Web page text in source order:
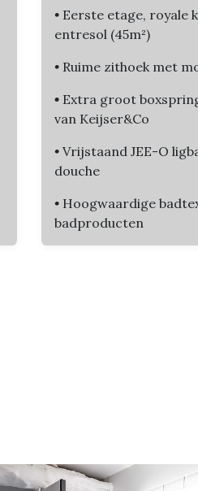
• Eerste etage, royale
entresol (45m²)
• Ruime zithoek met
• Extra groot
van Keijser&Co
• Vrijstaand JEE-O
douche
• Hoogwaardige
badproducten